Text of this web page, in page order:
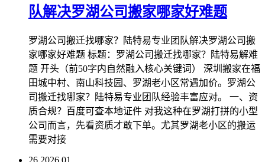
队解决罗湖公司搬家哪家好难题
罗湖公司搬迁找哪家？陆特易专业团队解决罗湖公司搬
家哪家好难题 标题：罗湖公司搬迁找哪家？陆特易解难
题 开头（前50字内自然融入核心关键词） 深圳搬家在福
田城中村、南山科技园、罗湖老小区常遇加价。罗湖公
司搬迁找哪家？陆特易专业团队经验丰富应对。 一、资
质合规？百度可查本地证件 对我这种在罗湖打拼的小型
公司而言，先看资质才敢下单。尤其罗湖老小区的搬运
需要对接
26 2026.01